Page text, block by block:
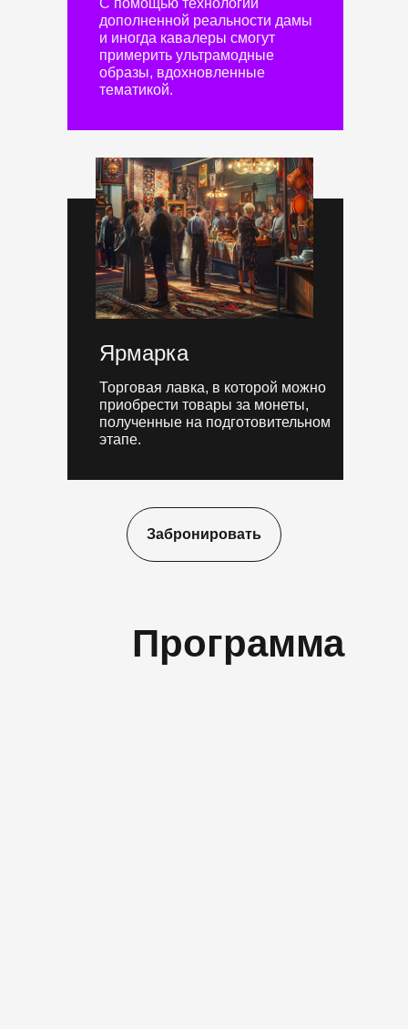
С помощью технологий
дополненной реальности дамы
и иногда кавалеры смогут
примерить ультрамодные
образы, вдохновленные
тематикой.
Торговая лавка, в которой можно
приобрести товары за монеты,
полученные на подготовительном
этапе.
Ярмарка
Забронировать
Программа